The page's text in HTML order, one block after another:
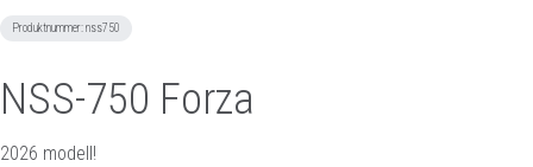
Produktnummer:nss750
NSS-750 Forza
2026 modell!